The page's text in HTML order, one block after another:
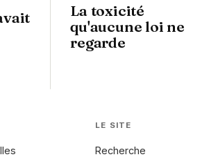
La toxicité
qu'aucune loi ne
regarde
LE SITE
Recherche